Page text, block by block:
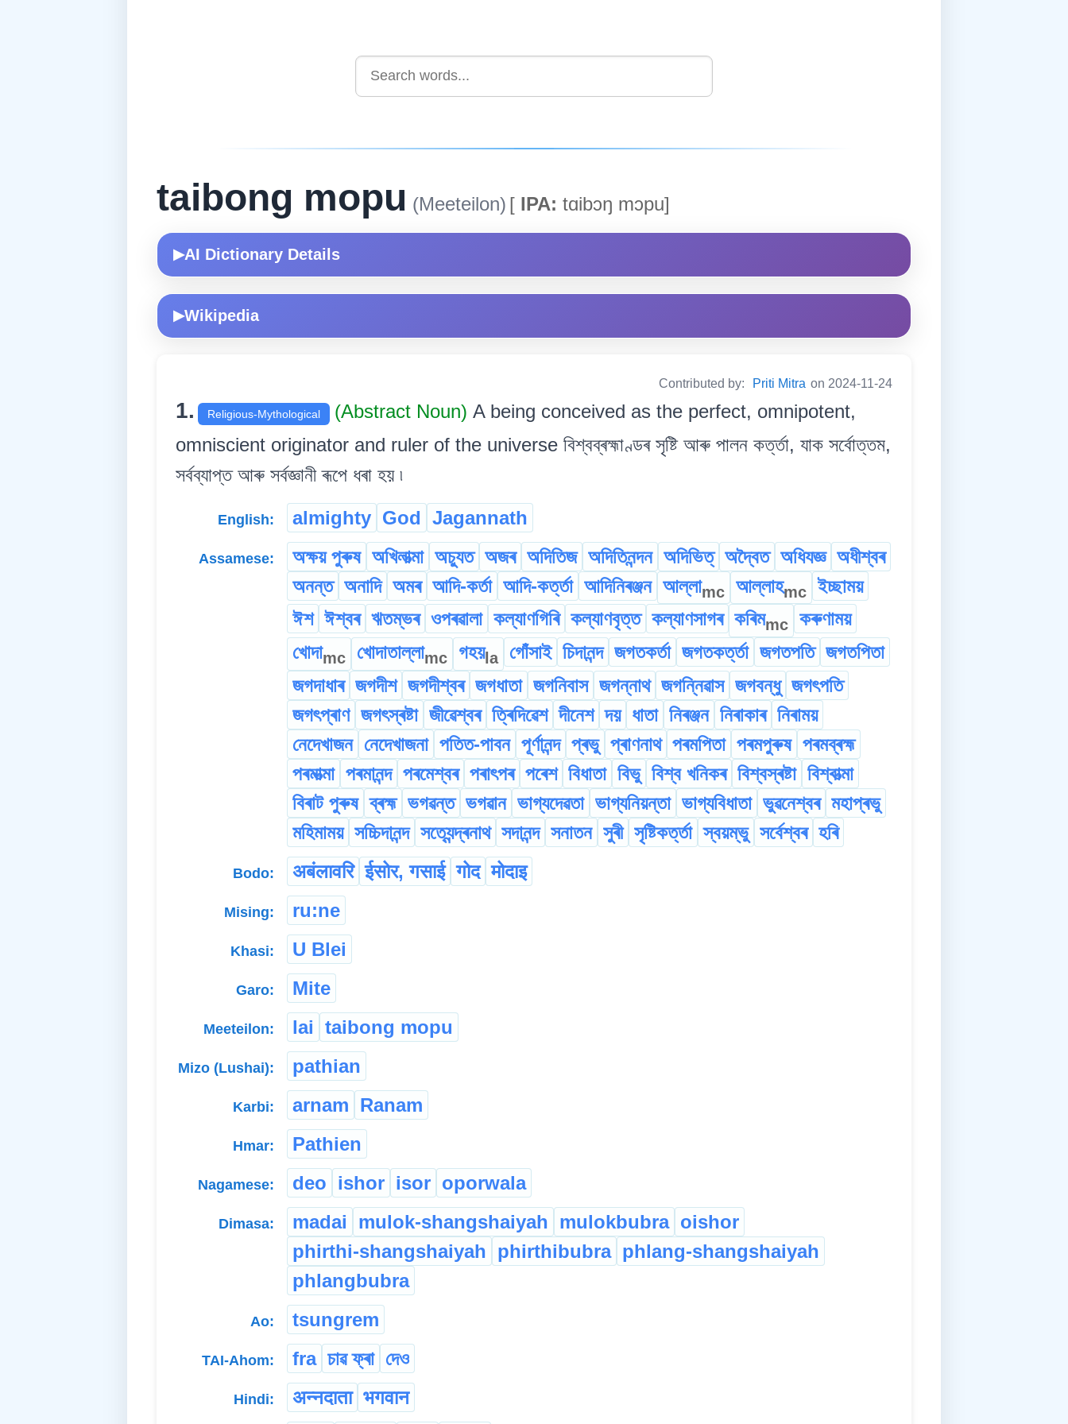
taibong mopu (Meeteilon) [ IPA: tɑibɔŋ mɔpu]
▶AI Dictionary Details
▶Wikipedia
Contributed by: Priti Mitra on 2024-11-24
1. Religious-Mythological (Abstract Noun) A being conceived as the perfect, omnipotent,
omniscient originator and ruler of the universe বিশ্বব্ৰহ্মাণ্ডৰ সৃষ্টি আৰু পালন কৰ্ত্তা, যাক সৰ্বোত্তম,
সৰ্বব্যাপ্ত আৰু সৰ্বজ্ঞানী ৰূপে ধৰা হয় ৷
English: almighty God Jagannath
Assamese: অক্ষয় পুৰুষ অখিলাত্মা অচ্যুত অজৰ অদিতিজ অদিতিনন্দন অদিভিত্ অদ্বৈত অধিযজ্ঞ অধীশ্বৰ
অনন্ত অনাদি অমৰ আদি-কৰ্তা আদি-কৰ্ত্তা আদিনিৰঞ্জন আল্লাmc আল্লাহmc
ইচ্ছাময়
ঈশ ঈশ্বৰ ঋতম্ভৰ ওপৰৱালা কল্যাণগিৰি কল্যাণবৃত্ত কল্যাণসাগৰ কৰিমmc
কৰুণাময়
খোদাmc খোদাতাল্লাmc গহয়la গোঁসাই চিদানন্দ জগতকৰ্তা জগতকৰ্ত্তা জগতপতি জগতপিতা
জগদাধাৰ জগদীশ জগদীশ্বৰ জগধাতা জগনিবাস জগন্নাথ জগন্নিৱাস জগবন্ধু জগৎপতি
জগৎপ্ৰাণ জগৎস্ৰষ্টা জীৱেশ্বৰ ত্ৰিদিৱেশ দীনেশ দয় ধাতা নিৰঞ্জন নিৰাকাৰ নিৰাময়
নেদেখাজন নেদেখাজনা পতিত-পাবন পূৰ্ণানন্দ প্ৰভু প্ৰাণনাথ পৰমপিতা পৰমপুৰুষ পৰমব্ৰহ্ম
পৰমাত্মা পৰমানন্দ পৰমেশ্বৰ পৰাৎপৰ পৰেশ বিধাতা বিভু বিশ্ব খনিকৰ বিশ্বস্ৰষ্টা বিশ্বাত্মা
বিৰাট পুৰুষ ব্ৰহ্ম ভগৱন্ত ভগৱান ভাগ্যদেৱতা ভাগ্যনিয়ন্তা ভাগ্যবিধাতা ভুৱনেশ্বৰ মহাপ্ৰভু
মহিমাময় সচ্চিদানন্দ সত্যেন্দ্ৰনাথ সদানন্দ সনাতন সুৰী সৃষ্টিকৰ্ত্তা স্বয়ম্ভু সৰ্বেশ্বৰ হৰি
Bodo: अबंलावरि ईसोर, गसाई गोद मोदाइ
Mising: ru:ne
Khasi: U Blei
Garo: Mite
Meeteilon: lai taibong mopu
Mizo (Lushai): pathian
Karbi: arnam Ranam
Hmar: Pathien
Nagamese: deo ishor isor oporwala
Dimasa: madai mulok-shangshaiyah mulokbubra oishor
phirthi-shangshaiyah phirthibubra phlang-shangshaiyah
phlangbubra
Ao: tsungrem
TAI-Ahom: fra চাৱ ফ্ৰা দেও
Hindi: अन्नदाता भगवान